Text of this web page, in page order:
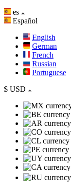
es
Español
English
German
French
Russian
Portuguese
$ USD